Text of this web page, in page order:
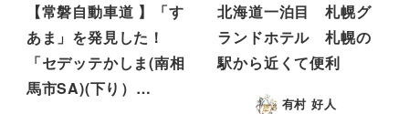
【常磐自動車道 】「す
あま」を発見した！
「セデッテかしま(南相
馬市SA)(下り）…
北海道一泊目 札幌グ
ランドホテル 札幌の
駅から近くて便利
有村 好人